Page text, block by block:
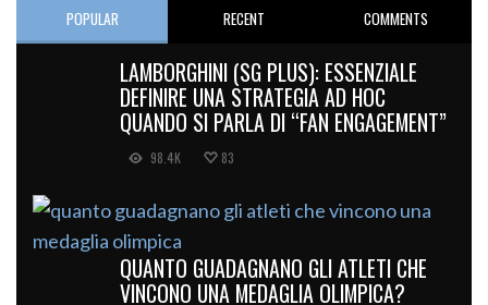
POPULAR RECENT COMMENTS
LAMBORGHINI (SG PLUS): ESSENZIALE
DEFINIRE UNA STRATEGIA AD HOC
QUANDO SI PARLA DI “FAN ENGAGEMENT”
98.4K 83
QUANTO GUADAGNANO GLI ATLETI CHE
VINCONO UNA MEDAGLIA OLIMPICA?